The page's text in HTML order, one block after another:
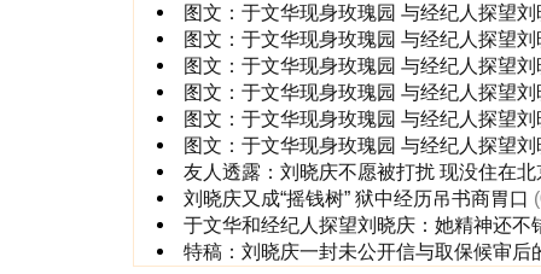
图文：于文华现身玫瑰园 与经纪人探望
图文：于文华现身玫瑰园 与经纪人探望
图文：于文华现身玫瑰园 与经纪人探望
图文：于文华现身玫瑰园 与经纪人探望
图文：于文华现身玫瑰园 与经纪人探望
图文：于文华现身玫瑰园 与经纪人探望
友人透露：刘晓庆不愿被打扰 现没住在北
刘晓庆又成“摇钱树” 狱中经历吊书商胃口
于文华和经纪人探望刘晓庆：她精神还不
特稿：刘晓庆一封未公开信与取保候审后